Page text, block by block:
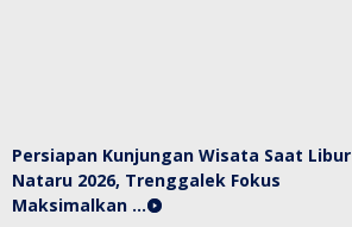
Persiapan Kunjungan Wisata Saat Libur
Nataru 2026, Trenggalek Fokus
Maksimalkan …